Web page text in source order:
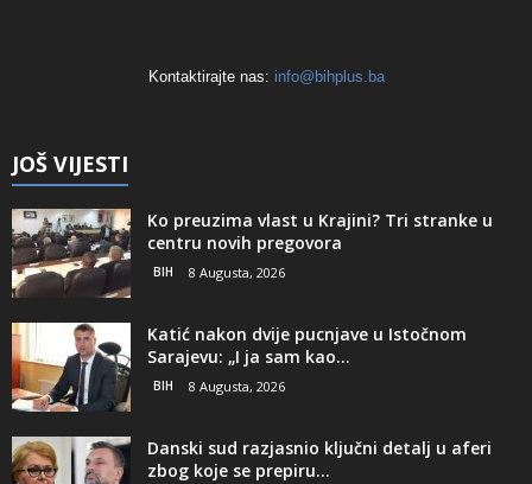
Kontaktirajte nas: info@bihplus.ba
JOŠ VIJESTI
Ko preuzima vlast u Krajini? Tri stranke u
centru novih pregovora
BIH 8 Augusta, 2026
Katić nakon dvije pucnjave u Istočnom
Sarajevu: „I ja sam kao...
BIH 8 Augusta, 2026
Danski sud razjasnio ključni detalj u aferi
zbog koje se prepiru...